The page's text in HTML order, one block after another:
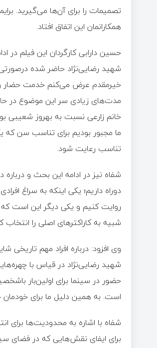
تصمیمات را برای آن‌ها می‌گیرید.
همکارانمان این اتفاق افتاد.
حسین دارابی کارگردان این فیلم
شهید رضایی‌نژاد حاضر شده
خیرمقدم عرض می‌کنم خدمت حضار و
مدت‌های زیادی سر این‌ موضوع در
خانم زارعی نسبت به بهروز شعیبی
ما مجبور بودیم برای تناسب سن که
تناسب رعایت شود.
شفاه نیز در ادامه این بحث و
دوراه داریم؛ یکی اینکه به سراغ
روایت کنیم و یکی دیگر این است که
شبیه به کاراکترهای اصلی را
وی افزود: درباره افراد مهم تاریخی
شهید رضایی‌نژاد در قیاس با
حضور در سینما برای اولین‌بار
است. به همین دلیل ما برای
شفاه با اشاره به محدودیت‌ها برای
برای ایفای نقش‌هایی که در فضای